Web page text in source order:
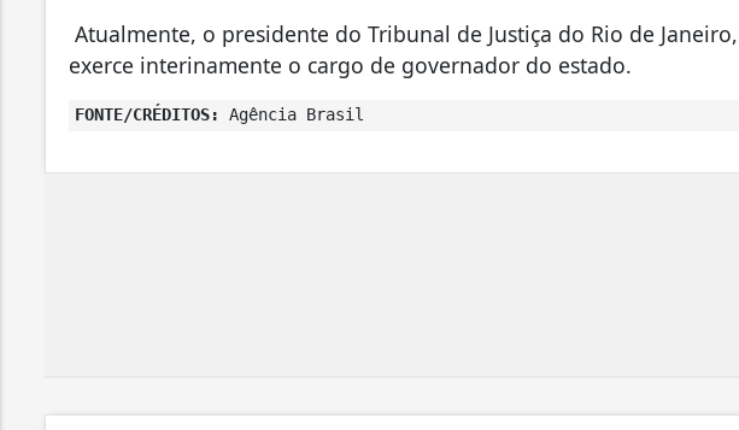
Atualmente, o presidente do Tribunal de Justiça do Rio de
exerce interinamente o cargo de governador do estado.
FONTE/CRÉDITOS: Agência Brasil